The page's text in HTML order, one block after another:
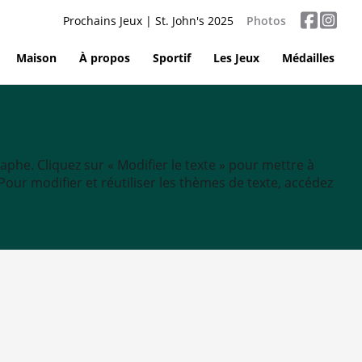
Prochains Jeux | St. John's 2025 Photos
Maison À propos Sportif Les Jeux Médailles
Cliquez sur « Modifier le texte » pour mettre à
modifier et réutiliser les thèmes de texte, accédez